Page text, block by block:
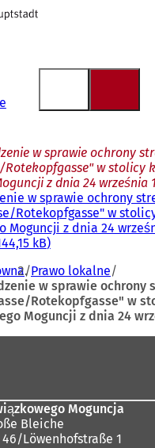
w sprawie ochrony
Rotekopfgasse" w stolicy
z dnia 24 września
w sprawie ochrony
Rotekopfgasse" w
Moguncji z dnia 24
kB
Prawo lokalne
w sprawie ochrony
Rotekopfgasse" w
Moguncji z dnia 24
Moguncja
Bleiche
Löwenhofstraße 1